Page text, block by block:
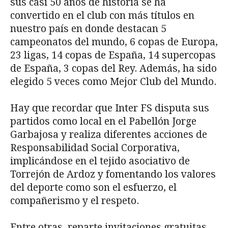
convertido en el club con más títulos en
nuestro país en donde destacan 5
campeonatos del mundo, 6 copas de Europa,
23 ligas, 14 copas de España, 14 supercopas
de España, 3 copas del Rey. Además, ha sido
elegido 5 veces como Mejor Club del Mundo.
Hay que recordar que Inter FS disputa sus
partidos como local en el Pabellón Jorge
Garbajosa y realiza diferentes acciones de
Responsabilidad Social Corporativa,
implicándose en el tejido asociativo de
Torrejón de Ardoz y fomentando los valores
del deporte como son el esfuerzo, el
compañerismo y el respeto.